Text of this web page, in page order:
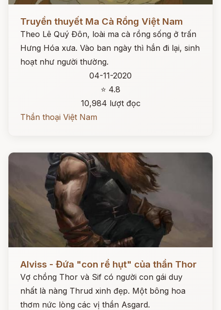
Đọc ngay
Truyền thuyết Ma Cà Rồng Việt Nam
Theo Lê Quý Đôn, loài ma cà rồng sống ở trấn
Hưng Hóa xưa. Vào ban ngày thì hắn đi lại, sinh
hoạt như người thường.
04-11-2020
⭐ 4.8
10,984 lượt đọc
Thần thoại Việt Nam
Alviss - Đứa "con rể hụt" của thần Thor
Vợ chồng Thor và Sif có người con gái duy
nhất là nàng Thrud xinh đẹp. Một bông hoa
thơm nức lòng các vị thần Asgard.